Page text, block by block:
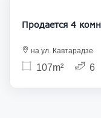
на ул. Кавтарадзе
107m² 6